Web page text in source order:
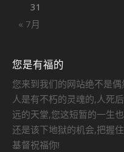
« 7月
31
您是有福的
您来到我们的网站绝不是
人是有不朽的灵魂的,人死
远的天堂,您这短暂的一生
还是该下地狱的机会,把握
基督祝福你!